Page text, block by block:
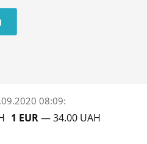
08:09:
1 EUR— 34.00 UAH